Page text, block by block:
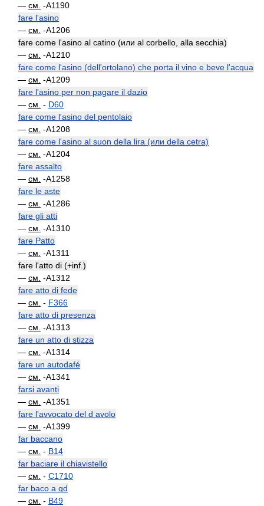
— см. -A1190
fare l'asino
— см. -A1206
fare come l'asino al catino (или al corbello, alla secchia)
— см. -A1210
fare come l'asino (dell'ortolano) che porta il vino e beve l'acqua
— см. -A1209
fare l'asino per non pagare il dazio
— см. - D60
fare come l'asino del pentolaio
— см. -A1208
fare come l'asino al suon della lira (или della cetra)
— см. -A1204
fare assalto
— см. -A1258
fare le aste
— см. -A1286
fare gli atti
— см. -A1310
fare Patto
— см. -A1311
fare l'atto di (+inf.)
— см. -A1312
fare atto di fede
— см. - F366
fare atto di presenza
— см. -A1313
fare un atto di stizza
— см. -A1314
fare un autodafé
— см. -A1341
farsi avanti
— см. -A1351
fare l'avvocato del d avolo
— см. -A1399
far baccano
— см. - B14
far baciare il chiavistello
— см. - C1710
far baco a qd
— см. - B49